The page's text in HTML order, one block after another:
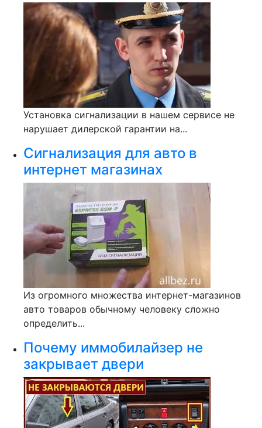
Установка сигнализации в нашем сервисе не
нарушает дилерской гарантии на...
Сигнализация для авто в
интернет магазинах
Из огромного множества интернет-магазинов
авто товаров обычному человеку сложно
определить...
Почему иммобилайзер не
закрывает двери